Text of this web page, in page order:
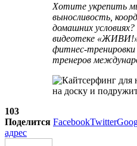
Хотите укрепить
выносливость,
домашних
видеотеке
фитнес-тренировки
тренеров
103
Поделится FacebookTwitter
адрес